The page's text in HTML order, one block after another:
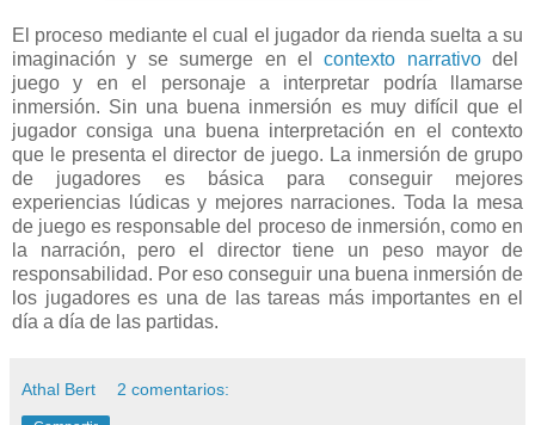
El proceso mediante el cual el jugador da rienda suelta a su
imaginación y se sumerge en elcontexto narrativodel
juego y en el personaje a interpretar podría llamarse
inmersión. Sin una buena inmersión es muy difícil que el
jugador consiga una buena interpretación en el contexto
que le presenta el director de juego. La inmersión de grupo
de jugadores es básica para conseguir mejores
experiencias lúdicas y mejores narraciones. Toda la mesa
de juego es responsable del proceso de inmersión, como en
la narración, pero el director tiene un peso mayor de
responsabilidad. Por eso conseguir una buena inmersión de
los jugadores es una de las tareas más importantes en el
día a día de las partidas.
Athal Bert 2 comentarios: